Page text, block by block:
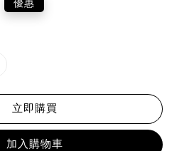
立即購買
加入購物車